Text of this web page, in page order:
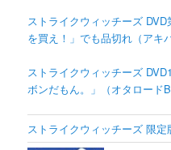
ストライクウィッチーズ
を買え！」でも品切れ（アキ
ストライクウィッチーズ
ボンだもん。」（オタロード
ストライクウィッチーズ 限定